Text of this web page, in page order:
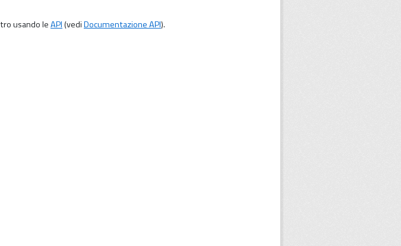
usando leAPI(vediDocumentazione API).